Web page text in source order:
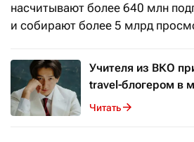
насчитывают более 640 млн
и собирают более 5 млрд
Учителя из ВКО
travel-блогером в
Читать